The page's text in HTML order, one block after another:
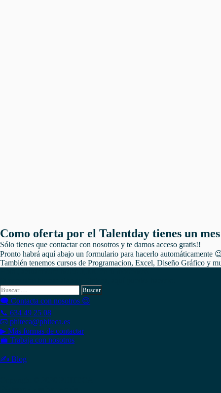
Como oferta por el Talentday tienes un
Sólo tienes que contactar con nosotros y te damos acceso gratis!!
Pronto habrá aquí abajo un formulario para hacerlo automáticamente
También tenemos cursos de Programacion, Excel, Diseño Gráfico y
Buscar:
🗨 Contacta con nosotros 😉
📞 634 49 25 08
📧 phiteca@phiteca.es
▶ Más formas de contactar
💼 Trabaja con nosotros
✍ Blog